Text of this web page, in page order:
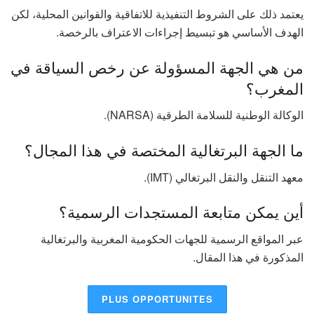
يعتمد ذلك على الشروط التنفيذية للاتفاقية والقوانين المحلية، لكن
الهدف الأساسي هو تبسيط إجراءات الاعتراف بالرخصة.
من هي الجهة المسؤولة عن رخص السياقة في
المغرب؟
الوكالة الوطنية للسلامة الطرقية (NARSA).
ما الجهة البرتغالية المختصة في هذا المجال؟
معهد التنقل والنقل البرتغالي (IMT).
أين يمكن متابعة المستجدات الرسمية؟
عبر المواقع الرسمية للجهات الحكومية المغربية والبرتغالية
المذكورة في هذا المقال.
PLUS OPPORTUNITES